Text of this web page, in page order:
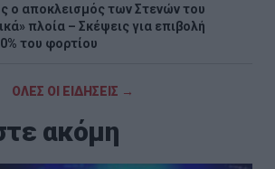
ο αποκλεισμός των Στενών του
πλοία – Σκέψεις για επιβολή
του φορτίου
ΟΛΕΣ ΟΙ ΕΙΔΗΣΕΙΣ →
ακόμη